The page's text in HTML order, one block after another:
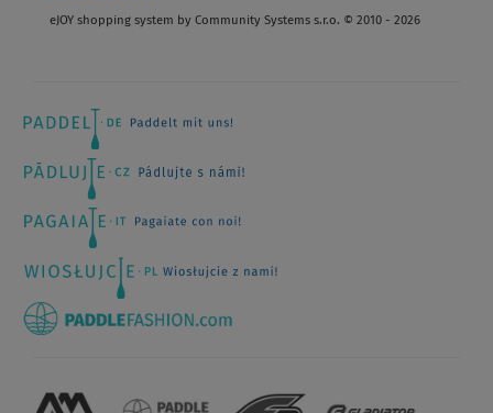
eJOY shopping system by Community Systems s.r.o. © 2010 - 2026